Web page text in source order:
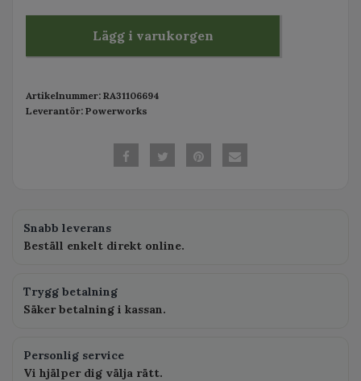
Lägg i varukorgen
Artikelnummer: RA31106694
Leverantör: Powerworks
Snabb leverans
Beställ enkelt direkt online.
Trygg betalning
Säker betalning i kassan.
Personlig service
Vi hjälper dig välja rätt.